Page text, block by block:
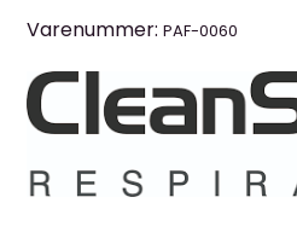
Varenummer: PAF-0060